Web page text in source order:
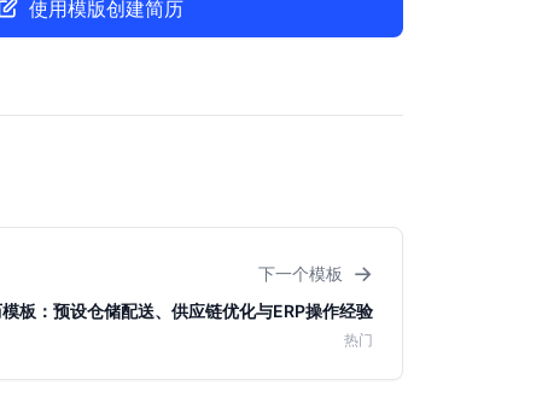
使用模版创建简历
下一个模板 →
板：预设仓储配送、供应链优化与ERP操作经验
热门